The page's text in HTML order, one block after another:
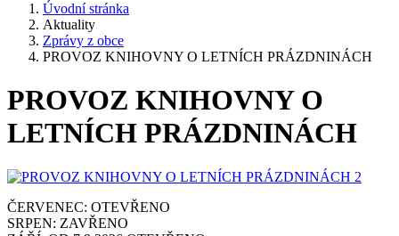
Úvodní stránka
Aktuality
Zprávy z obce
PROVOZ KNIHOVNY O LETNÍCH PRÁZDNINÁCH
PROVOZ KNIHOVNY O
LETNÍCH PRÁZDNINÁCH
ČERVENEC: OTEVŘENO
SRPEN: ZAVŘENO